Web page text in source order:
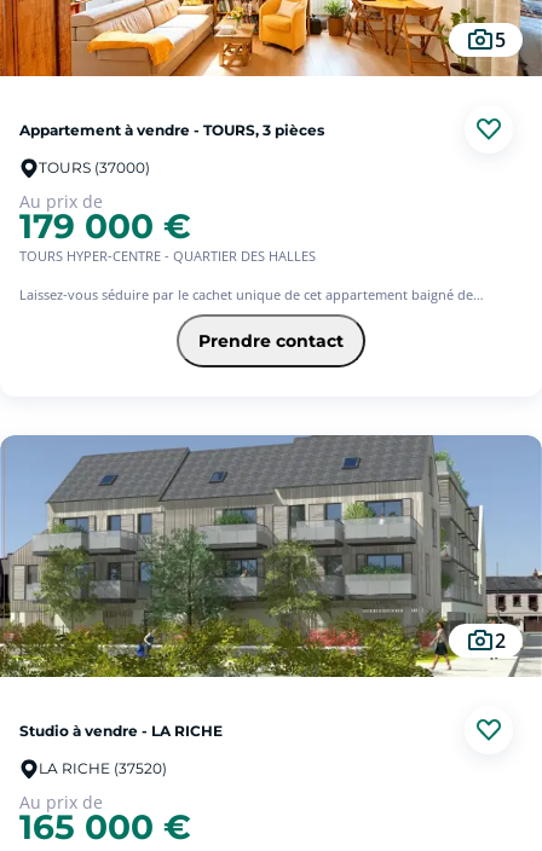
5
Appartement à vendre - TOURS, 3 pièces
TOURS (37000)
Au prix de
179 000 €
TOURS HYPER-CENTRE - QUARTIER DES HALLES
Laissez-vous séduire par le cachet unique de cet appartement baigné de
lumière, idéalement niché au coeur du quartier le plus recherché et vivant de
Les surfaces : 52,51 m² Carrez / 63,61 m² au sol (une sensation d'espace
généreux permettent très facilement de créer une seconde chambre ou un
espace bureau indépendant selon vos besoins.
État impeccable : Aucun travaux à prévoir, vous n'avez plus qu'à poser vos
valises.
Une distribution optimisée et chaleureuse :
Une entrée ouvrant sur une superbe pièce de réception lumineuse. Sa cuisine
ouverte, entièrement équipée et aménagée avec son bar d'accueil, une très
spacieuse chambre, salle d'eau et WC.
Faibles charges de copropriété.
locatif patrimonial de premier choix.
Pour plus d'informations, contactez nous du Lundi au Samedi de 8h à 19h ! OV
Prendre contact
2
Studio à vendre - LA RICHE
LA RICHE (37520)
Au prix de
165 000 €